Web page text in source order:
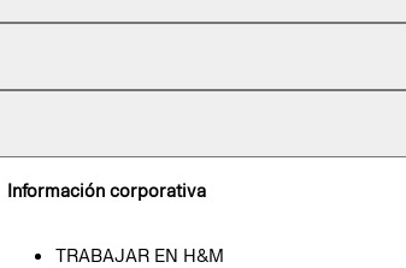
Información corporativa
TRABAJAR EN H&M